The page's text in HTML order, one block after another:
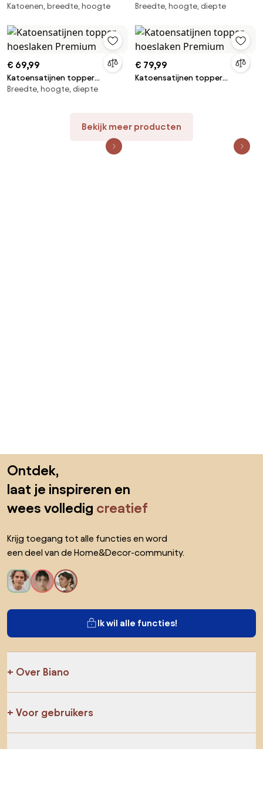
hoeslaken Premium
Katoenen, breedte, hoogte
katoensatijn
Breedte, hoogte, diepte
€ 69,99
Katoensatijnen topper
hoeslaken Premium
Breedte, hoogte, diepte
€ 79,99
Katoensatijnen topper
Bekijk meer producten
Ontdek,
laat je inspireren en
wees volledig creatief
Krijg toegang tot alle functies en word
een deel van de Home&Decor-community.
Ik wil alle functies!
Over Biano
Voor gebruikers